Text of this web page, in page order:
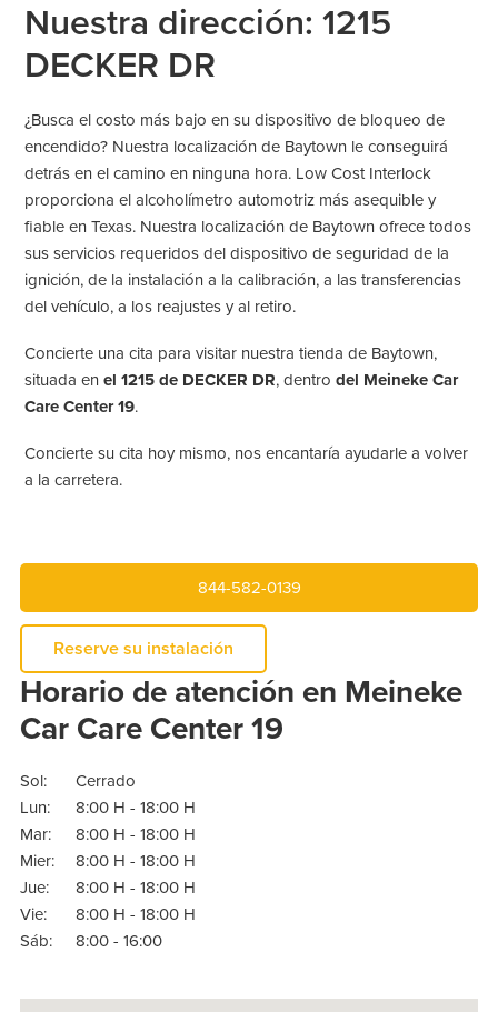
Nuestra dirección: 1215
DECKER DR
¿Busca el costo más bajo en su dispositivo de bloqueo de
encendido? Nuestra localización de Baytown le conseguirá
detrás en el camino en ninguna hora. Low Cost Interlock
proporciona el alcoholímetro automotriz más asequible y
fiable en Texas. Nuestra localización de Baytown ofrece todos
sus servicios requeridos del dispositivo de seguridad de la
ignición, de la instalación a la calibración, a las transferencias
del vehículo, a los reajustes y al retiro.
Concierte una cita para visitar nuestra tienda de Baytown,
situada enel 1215 de DECKER DR, dentrodel Meineke Car
Care Center 19.
Concierte su cita hoy mismo, nos encantaría ayudarle a volver
a la carretera.
844-582-0139
Reserve su instalación
Horario de atención en Meineke
Car Care Center 19
Sol:
Cerrado
Lun:
8:00 H - 18:00 H
Mar:
8:00 H - 18:00 H
Mier:
8:00 H - 18:00 H
Jue:
8:00 H - 18:00 H
Vie:
8:00 H - 18:00 H
Sáb:
8:00 - 16:00